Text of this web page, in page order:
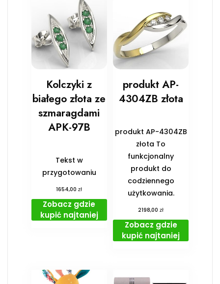
Kolczyki z
białego złota ze
szmaragdami
APK-97B
Tekst w
przygotowaniu
1654,00zł
Zobacz gdzie
kupić najtaniej
produkt AP-
4304ZB złota
produkt AP-4304ZB
złota To
funkcjonalny
produkt do
codziennego
użytkowania.
2198,00zł
Zobacz gdzie
kupić najtaniej